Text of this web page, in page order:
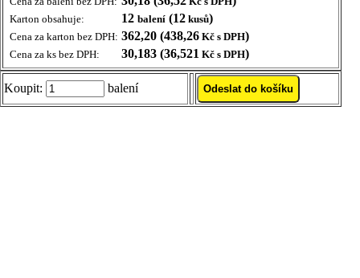
Karton obsahuje: 12 balení (12 kusů)
Cena za karton bez DPH: 362,20 (438,26 Kč s DPH)
Cena za ks bez DPH: 30,183 (36,521 Kč s DPH)
Koupit: balení